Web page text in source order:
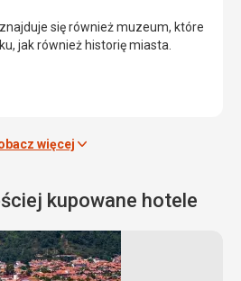
się również muzeum, które
jak również historię miasta.
więcej
kupowane hotele